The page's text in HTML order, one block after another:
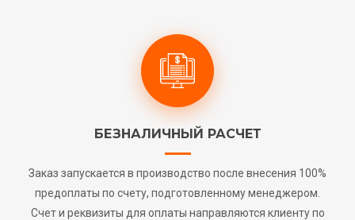
БЕЗНАЛИЧНЫЙ РАСЧЕТ
Заказ запускается в производство после внесения 100%
предоплаты по счету, подготовленному менеджером.
Счет и реквизиты для оплаты направляются клиенту по